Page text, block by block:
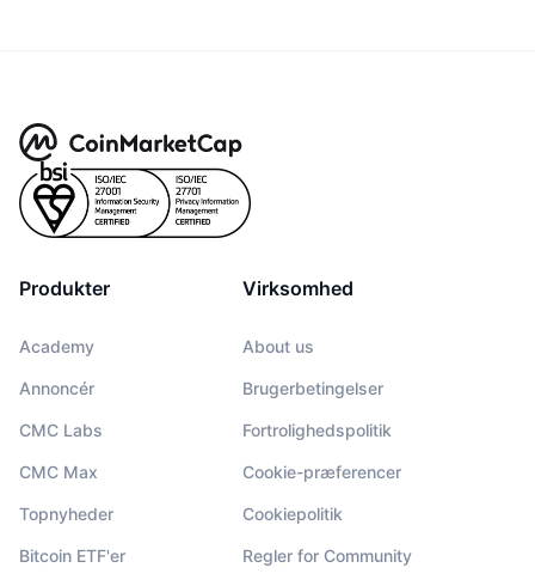
Produkter
Academy
Annoncér
CMC Labs
CMC Max
Topnyheder
Bitcoin ETF'er
Virksomhed
About us
Brugerbetingelser
Fortrolighedspolitik
Cookie-præferencer
Cookiepolitik
Regler for Community